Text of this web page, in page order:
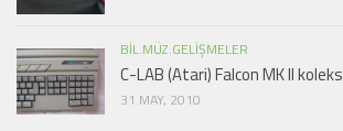
BIL.MÜZ.GELIŞMELER
C-LAB (Atari) Falcon MK II
31 MAY, 2010